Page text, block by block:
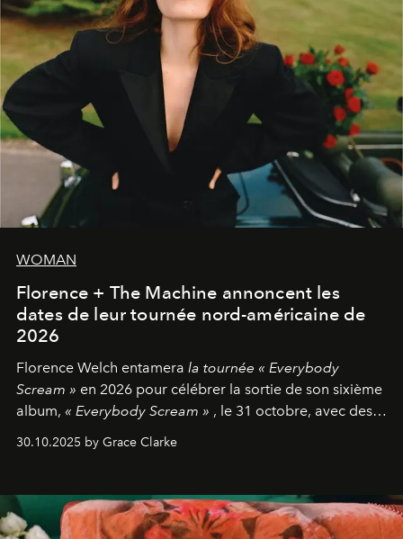
WOMAN
Florence + The Machine annoncent les
dates de leur tournée nord-américaine de
2026
Florence Welch entamera la tournée « Everybody
Scream » en 2026 pour célébrer la sortie de son sixième
album, « Everybody Scream » , le 31 octobre, avec des
dates nord-américaines débutant en avril prochain.
30.10.2025 by Grace Clarke